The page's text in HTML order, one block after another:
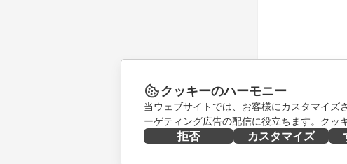
クッキーのハーモニー
当ウェブサイトでは、お客様にカスタマイ
ーゲティング広告の配信に役立ちます。クッ
拒否 カスタマイズ